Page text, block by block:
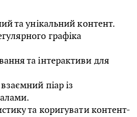
та унікальний контент.
графіка
та інтерактиви для
піар із
та коригувати контент-